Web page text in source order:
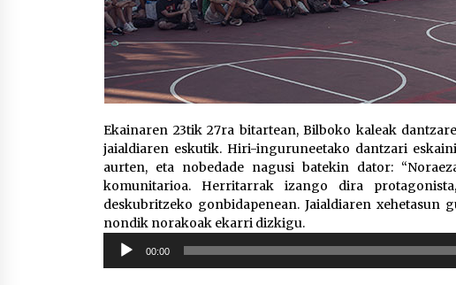
Ekainaren 23tik 27ra bitartean, Bilboko kaleak
jaialdiaren eskutik. Hiri-inguruneetako dantzari
aurten, eta nobedade nagusi batekin dator:
komunitarioa. Herritarrak izango dira
deskubritzeko gonbidapenean. Jaialdiaren
nondik norakoak ekarri dizkigu.
Soinu
erreproduzigailua
00:00